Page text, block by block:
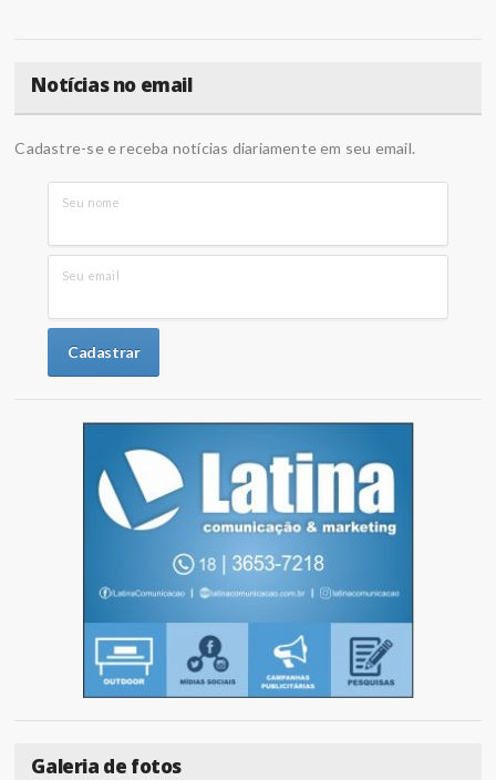
Notícias no email
Cadastre-se e receba notícias diariamente em seu email.
Seu nome
Seu email
Galeria de fotos